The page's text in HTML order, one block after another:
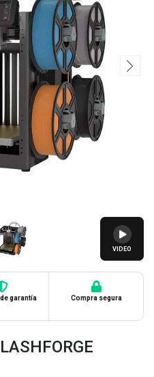
VIDEO
garantía Compra segura